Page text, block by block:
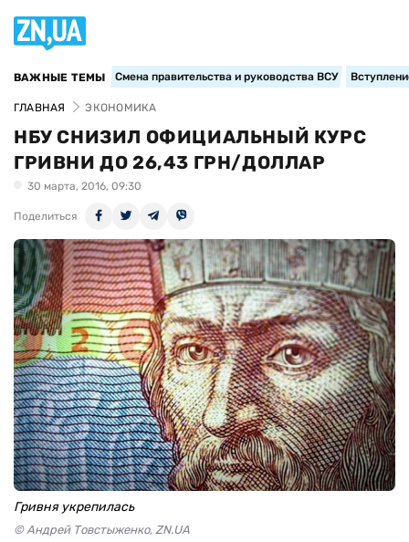
ВАЖНЫЕ ТЕМЫ Смена правительства и руководства ВСУ
ГЛАВНАЯ ЭКОНОМИКА
НБУ СНИЗИЛ ОФИЦИАЛЬНЫЙ КУРС
ГРИВНИ ДО 26,43 ГРН/ДОЛЛАР
30 марта, 2016, 09:30
Поделиться
Гривня укрепилась
© Андрей Товстыженко, ZN.UA